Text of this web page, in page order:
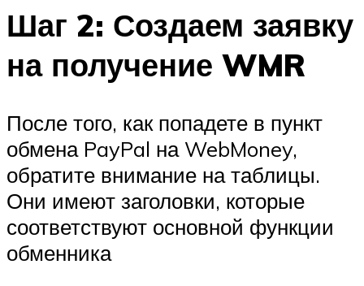
Шаг 2: Создаем заявку
на получение WMR
После того, как попадете в пункт
обмена PayPal на WebMoney,
обратите внимание на таблицы.
Они имеют заголовки, которые
соответствуют основной функции
обменника